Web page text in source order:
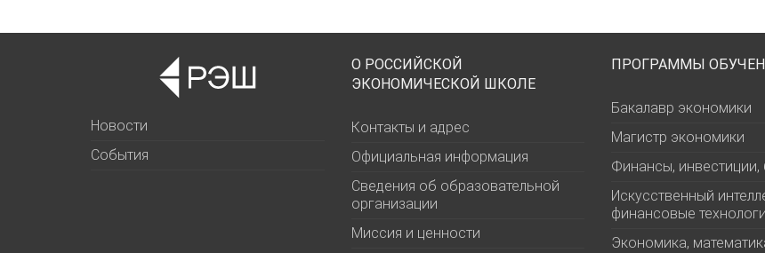
Новости
События
О РОССИЙСКОЙ
ЭКОНОМИЧЕСКОЙ ШКОЛЕ
Контакты и адрес
Официальная информация
Сведения об образовательной
организации
Миссия и ценности
ПРОГРАММЫ
Бакалавр экономики
Магистр экономики
Финансы, инвестиции,
Искусственный
финансовые
Экономика,